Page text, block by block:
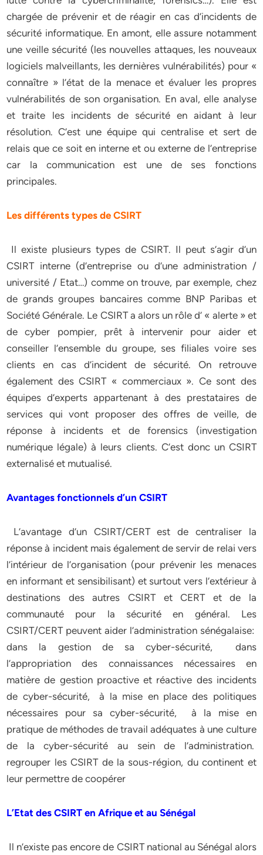
chargée de prévenir et de réagir en cas d’incidents de
sécurité informatique. En amont, elle assure notamment
une veille sécurité (les nouvelles attaques, les nouveaux
logiciels malveillants, les dernières vulnérabilités) pour «
connaître » l’état de la menace et évaluer les propres
vulnérabilités de son organisation. En aval, elle analyse
et traite les incidents de sécurité en aidant à leur
résolution. C’est une équipe qui centralise et sert de
relais que ce soit en interne et ou externe de l’entreprise
car la communication est une de ses fonctions
principales.
Les différents types de CSIRT
Il existe plusieurs types de CSIRT. Il peut s’agir d’un
CSIRT interne (d’entreprise ou d’une administration /
université / Etat…) comme on trouve, par exemple, chez
de grands groupes bancaires comme BNP Paribas et
Société Générale. Le CSIRT a alors un rôle d’ « alerte » et
de cyber pompier, prêt à intervenir pour aider et
conseiller l’ensemble du groupe, ses filiales voire ses
clients en cas d’incident de sécurité. On retrouve
également des CSIRT « commerciaux ». Ce sont des
équipes d’experts appartenant à des prestataires de
services qui vont proposer des offres de veille, de
réponse à incidents et de forensics (investigation
numérique légale) à leurs clients. C’est donc un CSIRT
externalisé et mutualisé.
Avantages fonctionnels d’un CSIRT
L’avantage d’un CSIRT/CERT est de centraliser la
réponse à incident mais également de servir de relai vers
l’intérieur de l’organisation (pour prévenir les menaces
en informant et sensibilisant) et surtout vers l’extérieur à
destinations des autres CSIRT et CERT et de la
communauté pour la sécurité en général. Les
CSIRT/CERT peuvent aider l’administration sénégalaise:
dans la gestion de sa cyber-sécurité, dans
l’appropriation des connaissances nécessaires en
matière de gestion proactive et réactive des incidents
de cyber-sécurité, à la mise en place des politiques
nécessaires pour sa cyber-sécurité, à la mise en
pratique de méthodes de travail adéquates à une culture
de la cyber-sécurité au sein de l’administration.
regrouper les CSIRT de la sous-région, du continent et
leur permettre de coopérer
L’Etat des CSIRT en Afrique et au Sénégal
Il n’existe pas encore de CSIRT national au Sénégal alors